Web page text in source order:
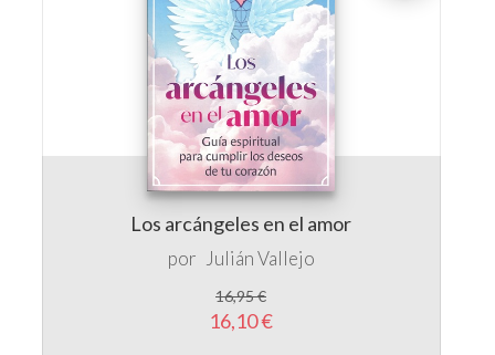
Los arcángeles en el amor
por Julián Vallejo
16,95 €
16,10 €